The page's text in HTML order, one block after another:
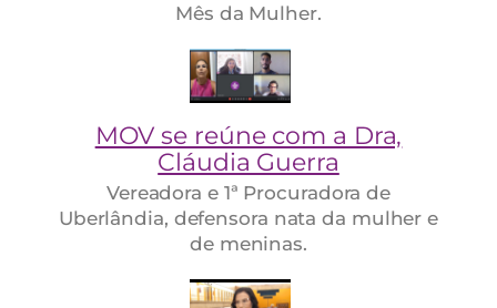
Mês da Mulher.
MOV se reúne com a Dra,
Cláudia Guerra
Vereadora e 1ª Procuradora de
Uberlândia, defensora nata da mulher e
de meninas.